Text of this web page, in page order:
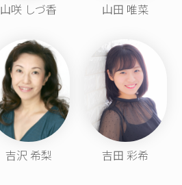
山咲 しづ香 山田 唯菜
吉沢 希梨 吉田 彩希